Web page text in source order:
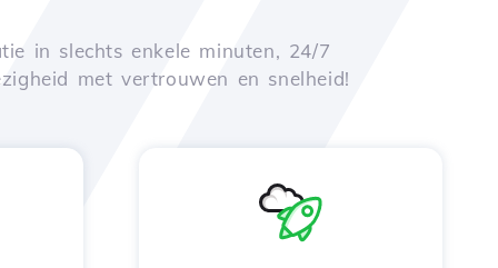
in slechts enkele minuten, 24/7
met vertrouwen en snelheid!